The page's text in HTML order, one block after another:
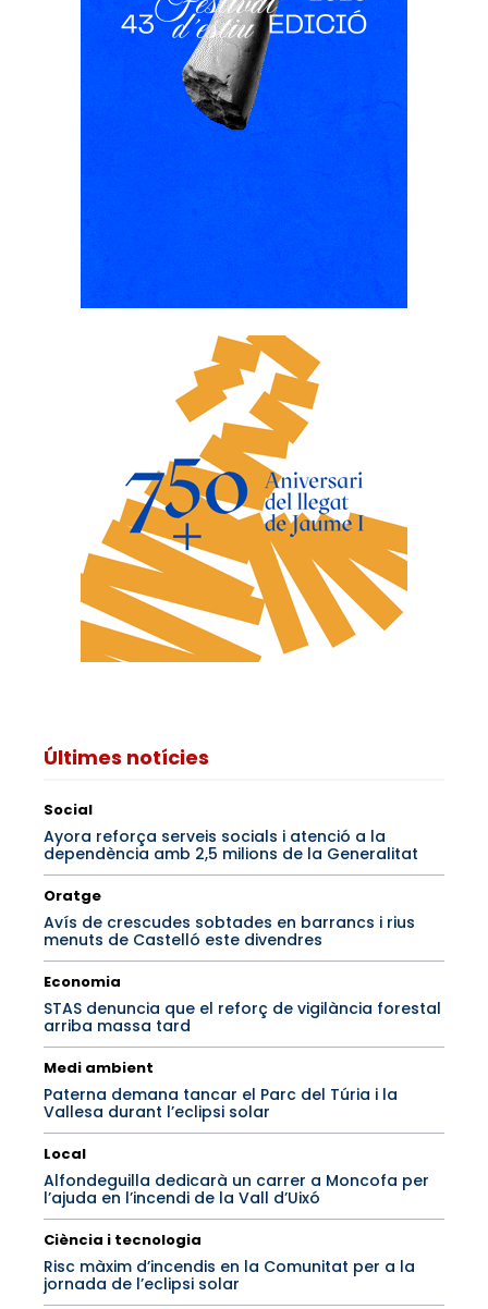
Últimes notícies
Social
Ayora reforça serveis socials i atenció a la
dependència amb 2,5 milions de la Generalitat
Oratge
Avís de crescudes sobtades en barrancs i rius
menuts de Castelló este divendres
Economia
STAS denuncia que el reforç de vigilància forestal
arriba massa tard
Medi ambient
Paterna demana tancar el Parc del Túria i la
Vallesa durant l’eclipsi solar
Local
Alfondeguilla dedicarà un carrer a Moncofa per
l’ajuda en l’incendi de la Vall d’Uixó
Ciència i tecnologia
Risc màxim d’incendis en la Comunitat per a la
jornada de l’eclipsi solar